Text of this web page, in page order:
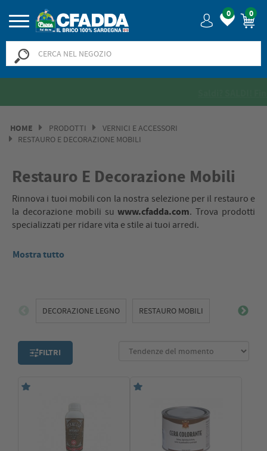
0 0
HOME PRODOTTI
VERNICI E ACCESSORI
RESTAURO E DECORAZIONE MOBILI
Restauro E Decorazione Mobili
Rinnova i tuoi mobili con la nostra selezione per il restauro e
la decorazione mobili su www.cfadda.com. Trova prodotti
specializzati per ridare vita e stile ai tuoi arredi.
Mostra tutto
DECORAZIONE LEGNO RESTAURO MOBILI
FILTRI